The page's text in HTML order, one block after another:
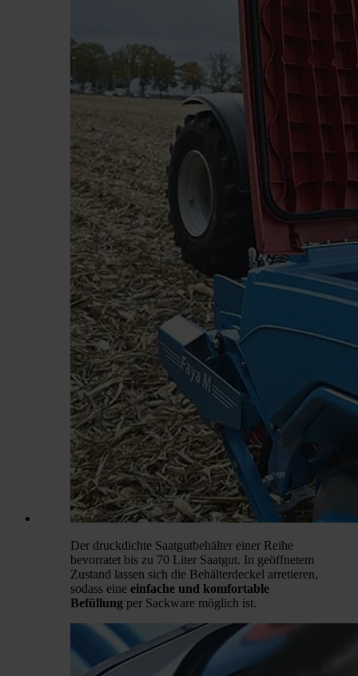
Der druckdichte Saatgutbehälter einer Reihe
bevorratet bis zu 70 Liter Saatgut. In geöffnetem
Zustand lassen sich die Behälterdeckel arretieren,
sodass eine einfache und komfortable
Befüllung per Sackware möglich ist.